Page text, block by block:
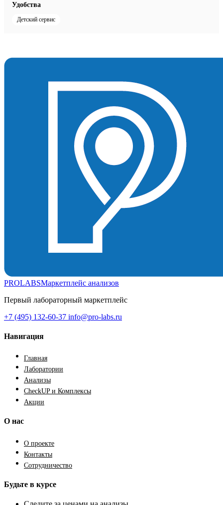
Удобства
Детский сервис
PROLABSМаркетплейс анализов
Первый лабораторный маркетплейс
+7 (495) 132-60-37 info@pro-labs.ru
Навигация
Главная
Лаборатории
Анализы
CheckUP и Комплексы
Акции
О нас
О проекте
Контакты
Сотрудничество
Будьте в курсе